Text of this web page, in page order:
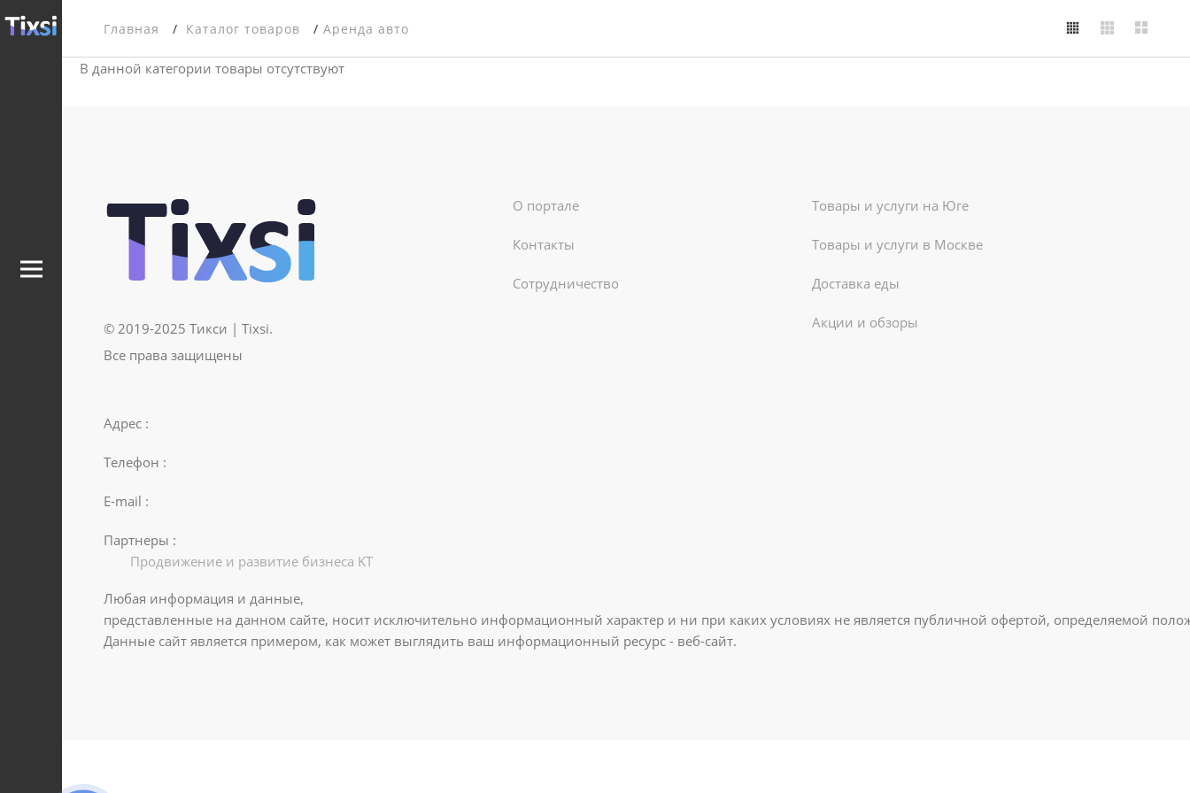
Главная Каталог товаров Аренда авто
В данной категории товары отсутствуют
© 2019-2025 Тикси | Tixsi.
Все права защищены
О портале
Контакты
Сотрудничество
Товары и услуги на Юге
Товары и услуги в Москве
Доставка еды
Акции и обзоры
Адрес :
Телефон :
E-mail :
Партнеры :
Продвижение и развитие бизнеса KT
Любая информация и данные,
представленные на данном сайте, носит исключительно информационный характер и ни при каких условиях не является публичной офертой, определяемой
Данные сайт является примером, как может выглядить ваш информационный ресурс - веб-сайт.